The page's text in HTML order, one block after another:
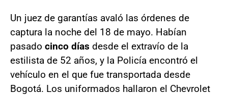
Un juez de garantías avaló las órdenes de
captura la noche del 18 de mayo. Habían
pasado cinco días desde el extravío de la
estilista de 52 años, y la Policía encontró el
vehículo en el que fue transportada desde
Bogotá. Los uniformados hallaron el Chevrolet